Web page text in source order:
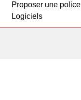
Proposer une police
Logiciels